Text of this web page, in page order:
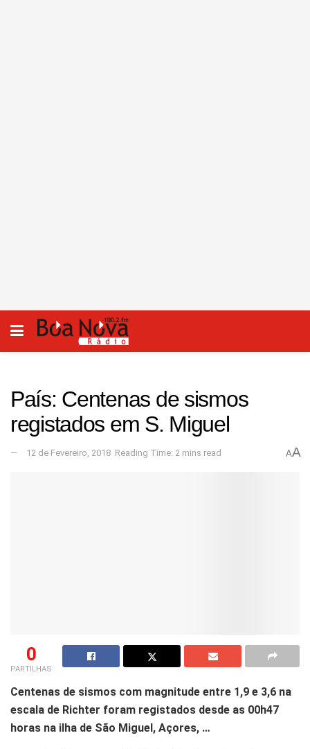
País: Centenas de sismos
registados em S. Miguel
12 de Fevereiro, 2018 Reading Time: 2 mins read AA
0
PARTILHAS
Centenas de sismos com magnitude entre 1,9 e 3,6 na
escala de Richter foram registados desde as 00h47
horas na ilha de São Miguel, Açores, …